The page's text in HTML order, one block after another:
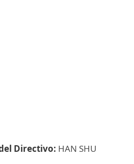
Directivo: HAN SHU